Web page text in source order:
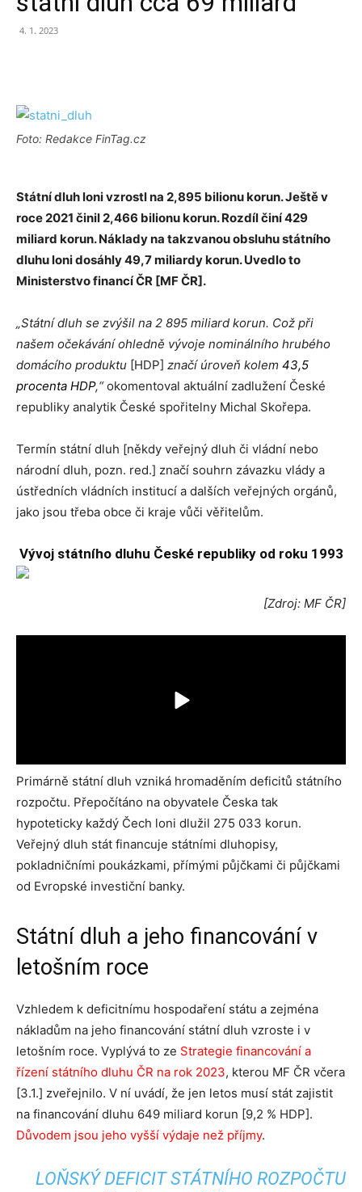
4. 1. 2023
Foto: Redakce FinTag.cz
Státnídluh loni vzrostl na 2,895 bilionu korun. Ještě v
roce 2021 činil 2,466 bilionu korun. Rozdíl činí 429
miliard korun. Náklady na takzvanou obsluhu státního
dluhu loni dosáhly 49,7 miliardy korun. Uvedlo to
Ministerstvo financí ČR [MF ČR].
„Státní dluh se zvýšil na 2 895 miliard korun. Což při
našem očekávání ohledně vývoje nominálního hrubého
domácího produktu [HDP] značí úroveň kolem 43,5
procenta HDP,“okomentoval aktuální zadlužení České
republiky analytik České spořitelny Michal Skořepa.
Termín státní dluh [někdy veřejný dluh či vládní nebo
národní dluh, pozn. red.] značí souhrn závazku vlády a
ústředních vládních institucí a dalších veřejných orgánů,
jako jsou třeba obce či kraje vůči věřitelům.
Vývoj státního dluhu České republiky od roku 1993
[Zdroj: MF ČR]
Primárně státní dluh vzniká hromaděním deficitů státního
rozpočtu. Přepočítáno na obyvatele Česka tak
hypoteticky každý Čech loni dlužil 275 033 korun.
Veřejný dluh stát financuje státními dluhopisy,
pokladničními poukázkami, přímými půjčkami či půjčkami
od Evropské investiční banky.
Státní dluh a jeho financování v
letošním roce
Vzhledem k deficitnímu hospodaření státu a zejména
nákladům na jeho financování státní dluh vzroste i v
letošním roce. Vyplývá to ze Strategie financování a
řízení státního dluhu ČR na rok 2023, kterou MF ČR včera
[3.1.] zveřejnilo. V ní uvádí, že jen letos musí stát zajistit
na financování dluhu 649 miliard korun [9,2 % HDP].
Důvodem jsou jeho vyšší výdaje než příjmy.
LOŇSKÝ DEFICIT STÁTNÍHO ROZPOČTU